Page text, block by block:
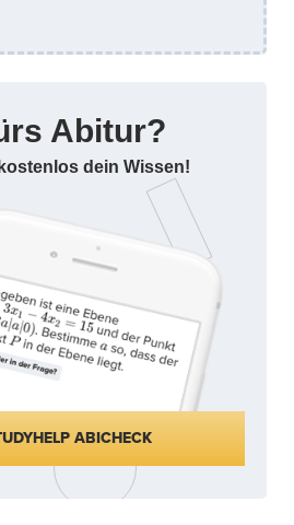
Abitur?
dein Wissen!
ABICHECK